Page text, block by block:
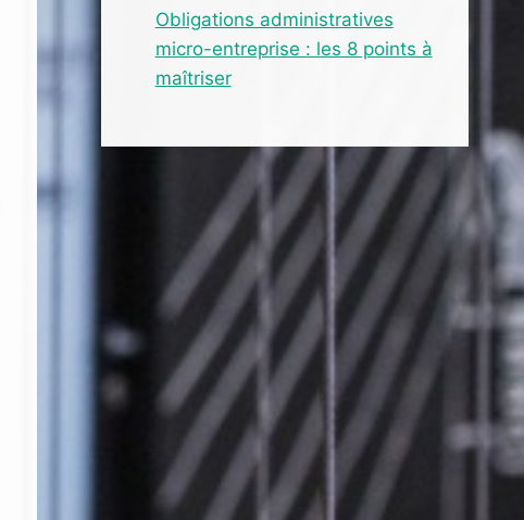
Obligations administratives
micro-entreprise : les 8 points à
maîtriser